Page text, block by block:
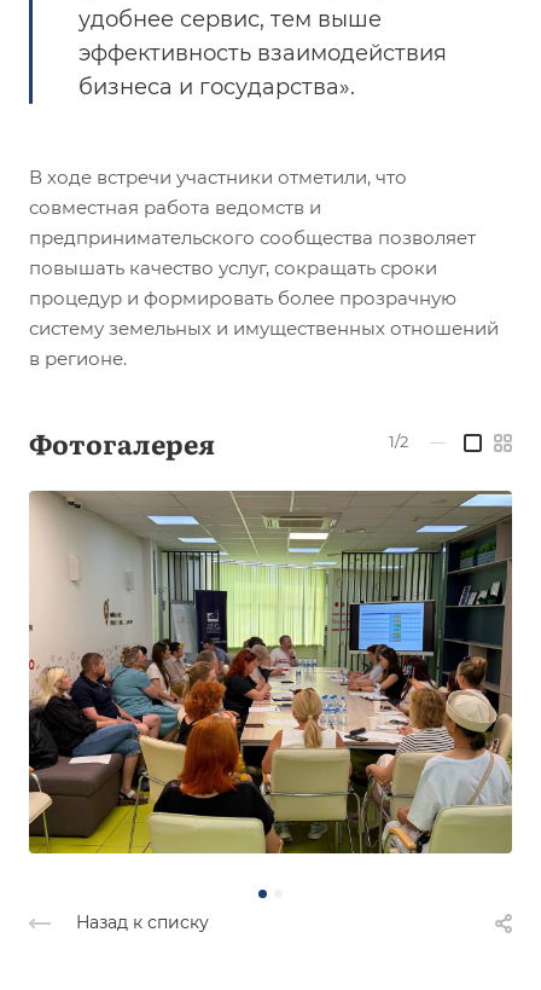
удобнее сервис, тем выше
эффективность взаимодействия
бизнеса и государства».
В ходе встречи участники отметили, что
совместная работа ведомств и
предпринимательского сообщества позволяет
повышать качество услуг, сокращать сроки
процедур и формировать более прозрачную
систему земельных и имущественных отношений
в регионе.
Фотогалерея 1/2 —
Назад к списку